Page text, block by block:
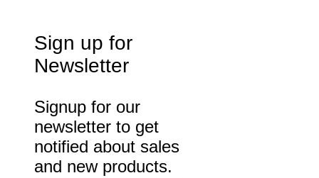
Sign up for
Newsletter
Signup for our
newsletter to get
notified about sales
and new products.